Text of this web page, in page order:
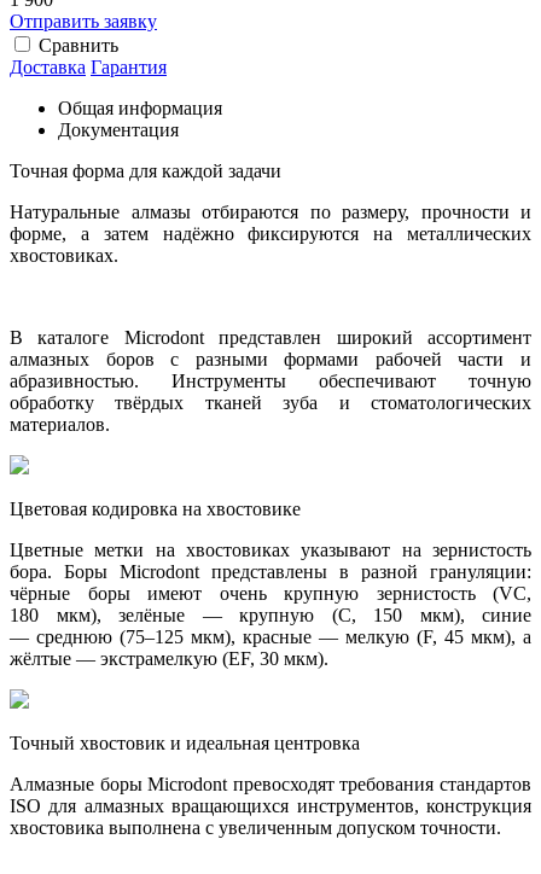
Отправить заявку
Сравнить
Доставка Гарантия
Общая информация
Документация
Точная форма для каждой задачи
Натуральные алмазы отбираются по размеру, прочности и
форме, а затем надёжно фиксируются на металлических
хвостовиках.
В каталоге Microdont представлен широкий ассортимент
алмазных боров с разными формами рабочей части и
абразивностью. Инструменты обеспечивают точную
обработку твёрдых тканей зуба и стоматологических
материалов.
Цветовая кодировка на хвостовике
Цветные метки на хвостовиках указывают на зернистость
бора. Боры Microdont представлены в разной грануляции:
чёрные боры имеют очень крупную зернистость (VC,
180 мкм), зелёные — крупную (C, 150 мкм), синие
— среднюю (75–125 мкм), красные — мелкую (F, 45 мкм), а
жёлтые — экстрамелкую (EF, 30 мкм).
Точный хвостовик и идеальная центровка
Алмазные боры Microdont превосходят требования стандартов
ISO для алмазных вращающихся инструментов, конструкция
хвостовика выполнена с увеличенным допуском точности.